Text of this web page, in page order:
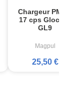
Chargeur
17 cps
GL9
Magpul
25,50 €